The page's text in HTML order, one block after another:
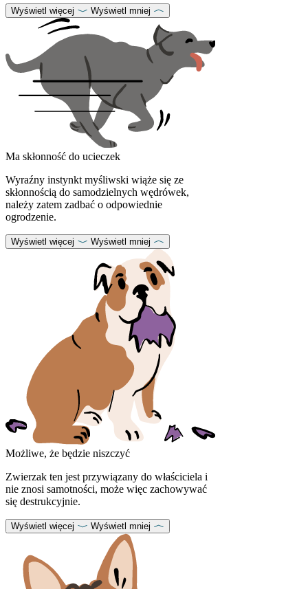
Wyświetl więcej Wyświetl mniej
Ma skłonność do ucieczek
Wyraźny instynkt myśliwski wiąże się ze
skłonnością do samodzielnych wędrówek,
należy zatem zadbać o odpowiednie
ogrodzenie.
Wyświetl więcej Wyświetl mniej
Możliwe, że będzie niszczyć
Zwierzak ten jest przywiązany do właściciela i
nie znosi samotności, może więc zachowywać
się destrukcyjnie.
Wyświetl więcej Wyświetl mniej